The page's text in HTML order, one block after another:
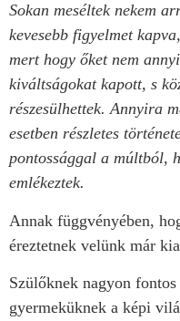
Sokan meséltek nekem
kevesebb figyelmet
mert hogy őket nem
kiváltságokat kapott, s
részesülhettek. Annyira
esetben részletes
pontossággal a múltból,
emlékeztek.
Annak függvényében,
éreztetnek velünk már
Szülőknek nagyon
gyermeküknek a képi